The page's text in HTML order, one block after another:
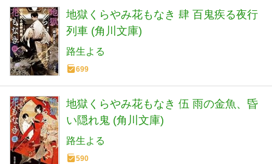
地獄くらやみ花もなき 肆 百鬼疾る夜行
列車 (角川文庫)
路生よる
699
地獄くらやみ花もなき 伍 雨の金魚、昏
い隠れ鬼 (角川文庫)
路生よる
590